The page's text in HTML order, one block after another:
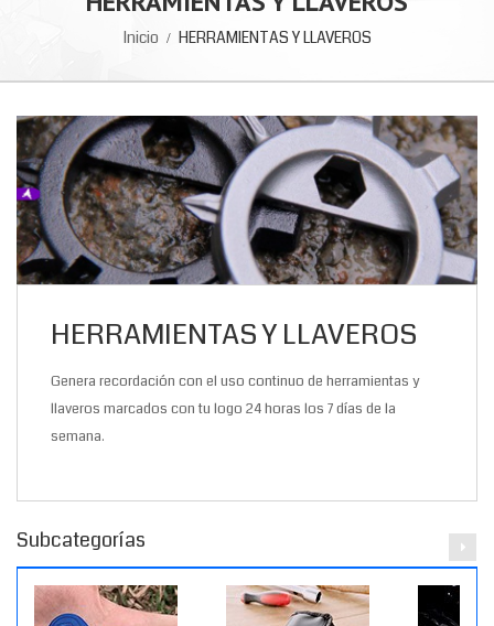
Inicio HERRAMIENTAS Y LLAVEROS
HERRAMIENTAS Y LLAVEROS
Genera recordación con el uso continuo de herramientas y
llaveros marcados con tu logo 24 horas los 7 días de la
semana.
Subcategorías